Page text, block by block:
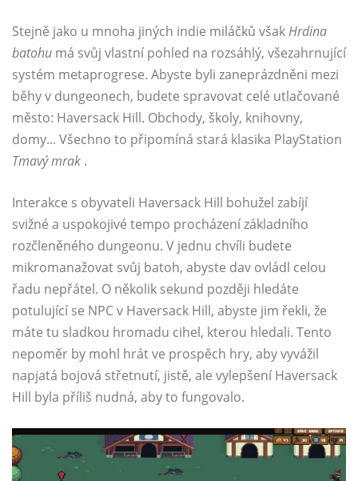
Stejně jako u mnoha jiných indie miláčků všakHrdina
batohu má svůj vlastní pohled na rozsáhlý, všezahrnující
systém metaprogrese. Abyste byli zaneprázdněni mezi
běhy v dungeonech, budete spravovat celé utlačované
město: Haversack Hill. Obchody, školy, knihovny,
domy... Všechno to připomíná stará klasika PlayStation
Tmavý mrak .
Interakce s obyvateli Haversack Hill bohužel zabíjí
svižné a uspokojivé tempo procházení základního
rozčleněného dungeonu. V jednu chvíli budete
mikromanažovat svůj batoh, abyste dav ovládl celou
řadu nepřátel. O několik sekund později hledáte
potulující se NPC v Haversack Hill, abyste jim řekli, že
máte tu sladkou hromadu cihel, kterou hledali. Tento
nepoměr by mohl hrát ve prospěch hry, aby vyvážil
napjatá bojová střetnutí, jistě, ale vylepšení Haversack
Hill byla příliš nudná, aby to fungovalo.